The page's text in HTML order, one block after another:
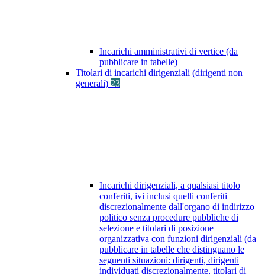
Incarichi amministrativi di vertice (da
pubblicare in tabelle)
Titolari di incarichi dirigenziali (dirigenti non
generali) 23
Incarichi dirigenziali, a qualsiasi titolo
conferiti, ivi inclusi quelli conferiti
discrezionalmente dall'organo di indirizzo
politico senza procedure pubbliche di
selezione e titolari di posizione
organizzativa con funzioni dirigenziali (da
pubblicare in tabelle che distinguano le
seguenti situazioni: dirigenti, dirigenti
individuati discrezionalmente, titolari di